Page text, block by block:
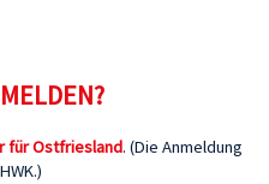
für Ostfriesland. (Die Anmeldung